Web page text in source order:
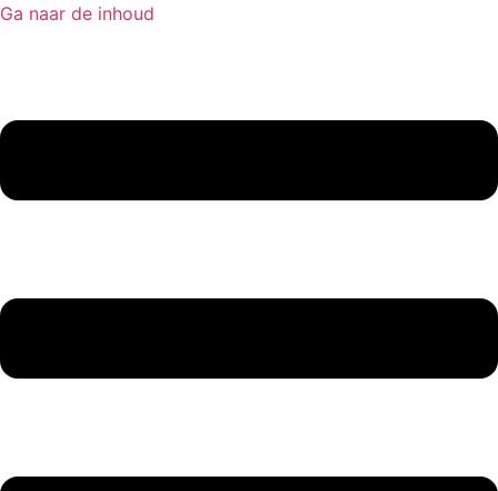
Ga naar de inhoud